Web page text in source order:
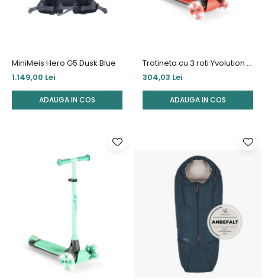
MiniMeis Hero G5 Dusk Blue
1.149,00 Lei
ADAUGA IN COS
Trotineta cu 3 roti Yvolution Y
Glider Kiwi Red
304,03 Lei
ADAUGA IN COS